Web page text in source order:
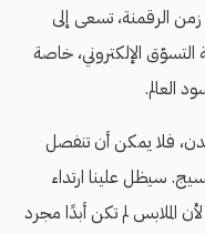
الرقمنة، تسعى إلى
الإلكتروني، خاصة
العالم.
فلا يمكن أن تنفصل
سيظل علينا ارتداء
الملابس لم تكن أبدًا مجرد